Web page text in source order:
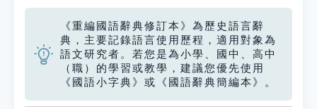
《重編國語辭典修訂本》為歷史語言辭
典，主要記錄語言使用歷程，適用對象為
語文研究者。若您是為小學、國中、高中
（職）的學習或教學，建議您優先使用
《國語小字典》或《國語辭典簡編本》。